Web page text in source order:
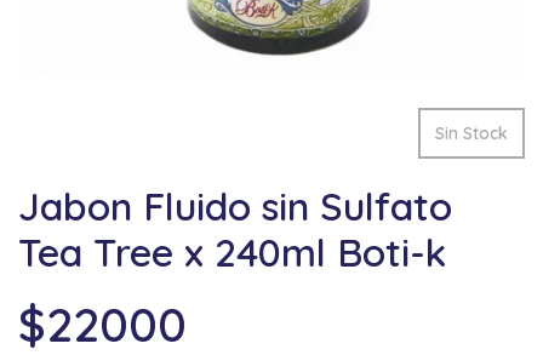
Sin Stock
Jabon Fluido sin Sulfato
Tea Tree x 240ml Boti-k
$22000